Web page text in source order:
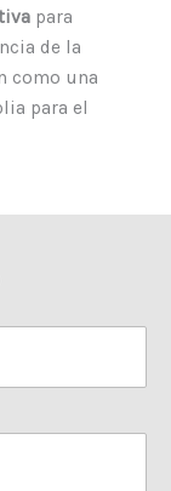
para
de la
como una
para el